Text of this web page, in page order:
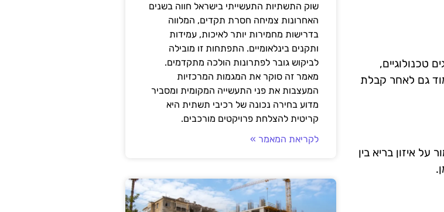
טכנולוגיים,
גם לאחר קבלת
איזון בריא בין
שוק התשתיות התעשייתי בישראל חווה בשנים
האחרונות צמיחה חסרת תקדים, המלווה
בדרישות מחמירות יותר לאיכות, עמידות
ותקנים בינלאומיים. התפתחות זו מובילה
לביקוש גובר לפתרונות הולכה מתקדמים.
מאמר זה סוקר את המגמות המרכזיות
המעצבות את פני התעשייה המקומית ומסביר
מדוע בחירה נכונה של רכיבי תשתית היא
קריטית להצלחת פרויקטים מורכבים.
לקריאת המאמר »